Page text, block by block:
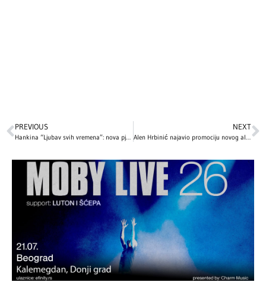
PREVIOUS
Hankina “Ljubav svih vremena”: nova pjesma spremna je za svoj put do vaših srca
NEXT
Alen Hrbinić najavio promociju novog albuma spotom “Liniju života”